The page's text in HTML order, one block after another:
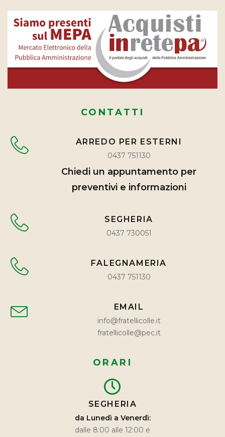
CONTATTI
ARREDO PER ESTERNI
0437 751130
Chiedi un appuntamento per
preventivi e informazioni
SEGHERIA
0437 730051
FALEGNAMERIA
0437 751130
EMAIL
info@fratellicolle.it
fratellicolle@pec.it
ORARI
SEGHERIA
da Lunedì a Venerdì:
dalle 8:00 alle 12:00 e